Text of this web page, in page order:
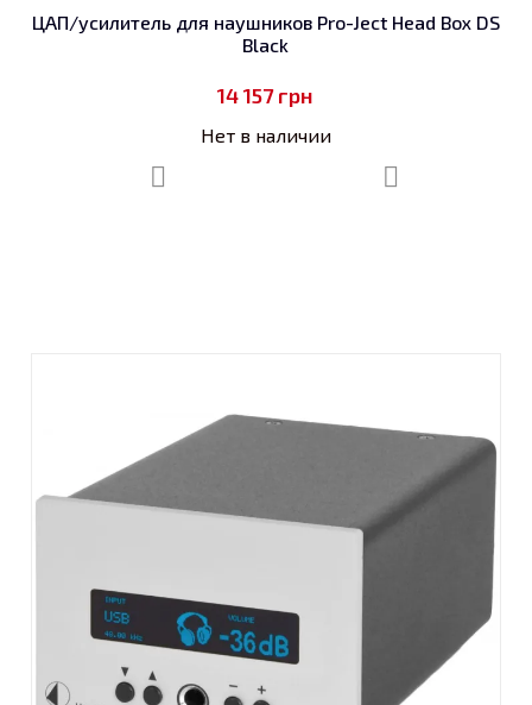
ЦАП/усилитель для наушников Pro-Ject Head Box DS
Black
14 157грн
Нет в наличии